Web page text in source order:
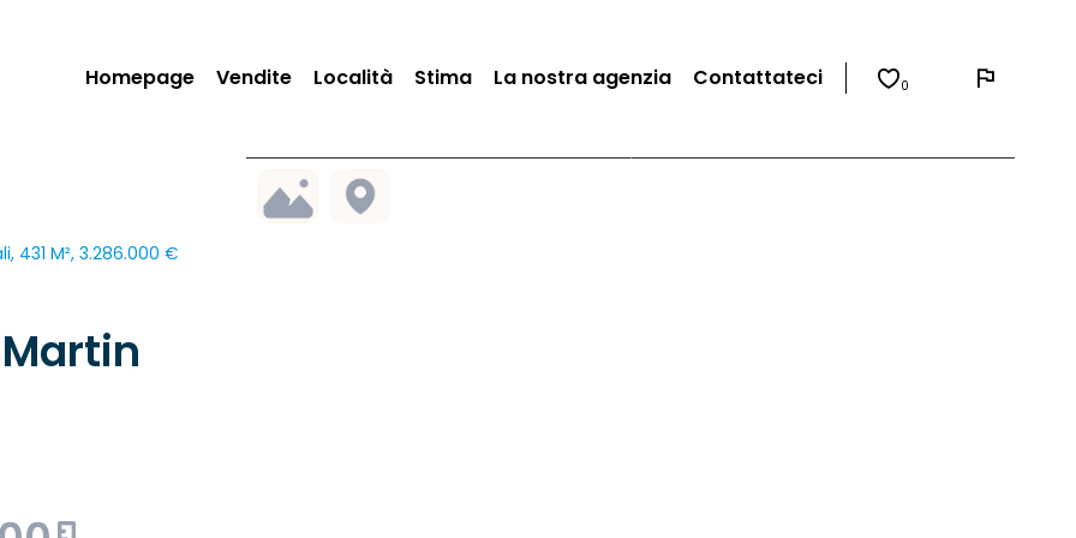
Homepage Vendite Località Stima La nostra agenzia Contattateci 0
431 M², 3.286.000 €